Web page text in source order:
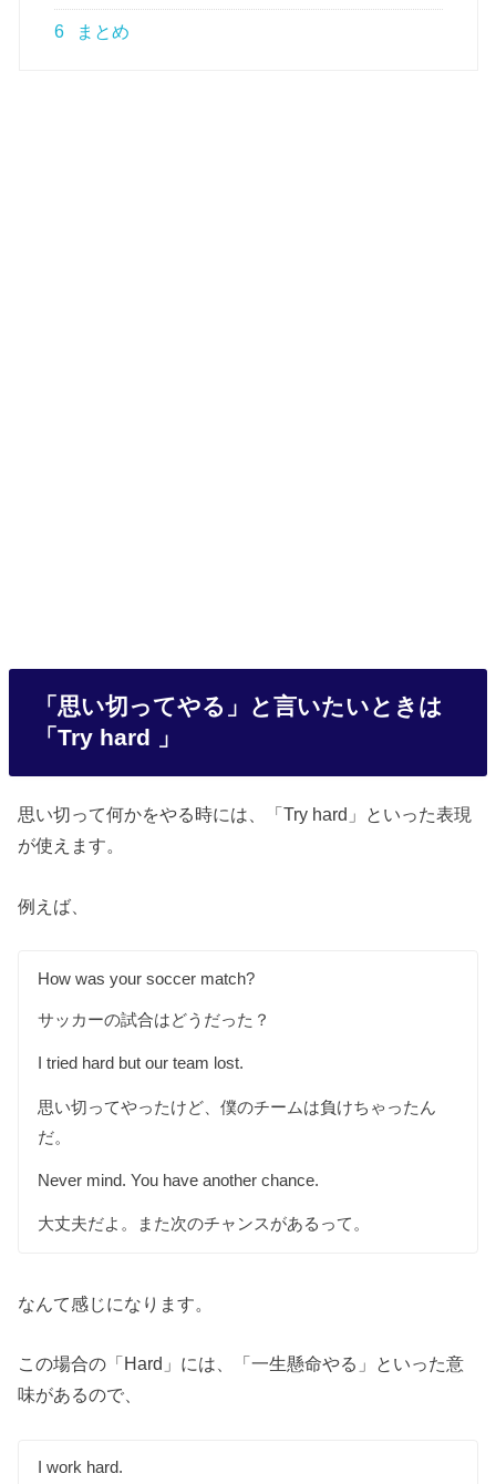
6 まとめ
「思い切ってやる」と言いたいときは
「Try hard 」
思い切って何かをやる時には、「Try hard」といった表現
が使えます。
例えば、
How was your soccer match?
サッカーの試合はどうだった？
I tried hard but our team lost.
思い切ってやったけど、僕のチームは負けちゃったん
だ。
Never mind. You have another chance.
大丈夫だよ。また次のチャンスがあるって。
なんて感じになります。
この場合の「Hard」には、「一生懸命やる」といった意
味があるので、
I work hard.